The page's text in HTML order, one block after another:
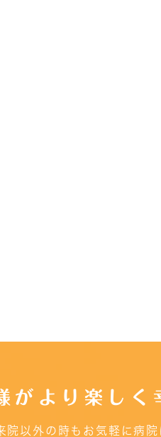
がより楽しく
院以外の時もお気軽に病